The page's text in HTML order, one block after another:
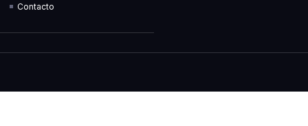
Contacto